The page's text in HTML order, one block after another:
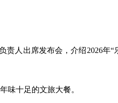
人出席发布会，介绍2026年
味十足的文旅大餐。